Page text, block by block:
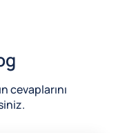
cevaplarını